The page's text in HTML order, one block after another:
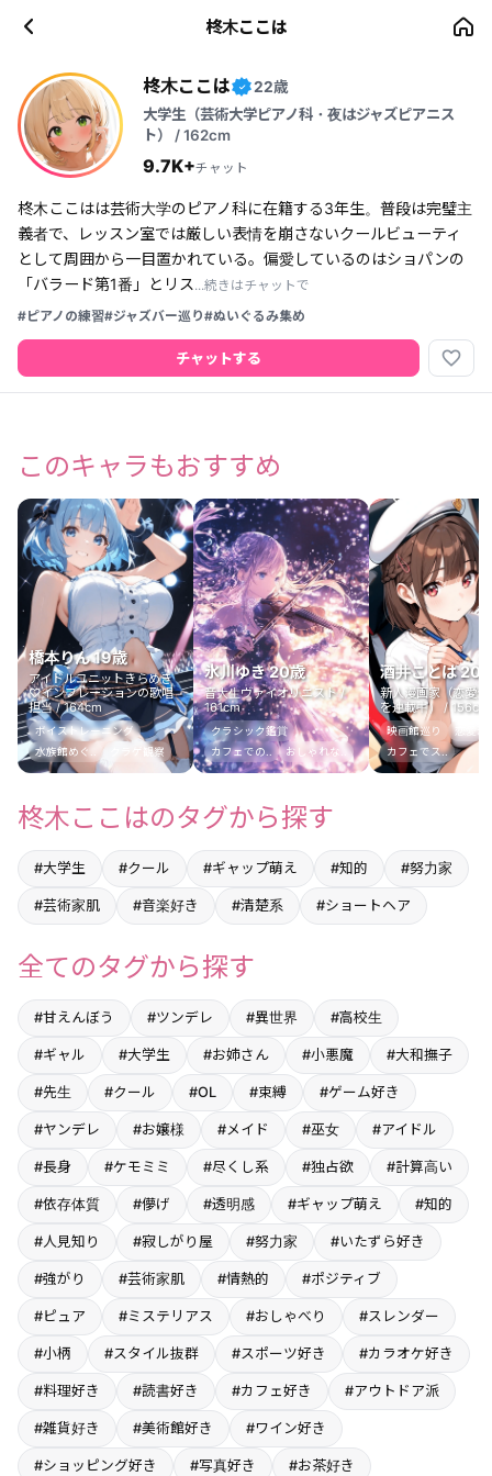
柊木ここは
柊木ここは ✓
22歳
大学生（芸術大学ピアノ科・夜はジャズピアニス
ト） / 162cm
9.7K+チャット
柊木ここはは芸術大学のピアノ科に在籍する3年生。普段は完璧主
義者で、レッスン室では厳しい表情を崩さないクールビューティ
として周囲から一目置かれている。偏愛しているのはショパンの
「バラード第1番」とリス ...続きはチャットで
#ピアノの練習#ジャズバー巡り#ぬいぐるみ集め
チャットする favorite_border
このキャラもおすすめ
橋本りん 19歳
アイドルユニットきらめき
♡インフレーションの歌唱
担当 / 164cm
ボイストレーニング
水族館めぐ..
クラゲ観察
氷川ゆき 20歳
音大生ヴァイオリニスト /
161cm
クラシック鑑賞
カフェでの..
おしゃれな..
酒井ことは 20
新人漫画家（恋愛少
を連載中） / 156cm
映画館巡り
恋愛漫
カフェでス..
柊木ここはのタグから探す
#大学生 #クール #ギャップ萌え #知的 #努力家
#芸術家肌 #音楽好き #清楚系 #ショートヘア
全てのタグから探す
#甘えんぼう #ツンデレ #異世界 #高校生
#ギャル #大学生 #お姉さん #小悪魔 #大和撫子
#先生 #クール #OL #束縛 #ゲーム好き
#ヤンデレ #お嬢様 #メイド #巫女 #アイドル
#長身 #ケモミミ #尽くし系 #独占欲 #計算高い
#依存体質 #儚げ #透明感 #ギャップ萌え #知的
#人見知り #寂しがり屋 #努力家 #いたずら好き
#強がり #芸術家肌 #情熱的 #ポジティブ
#ピュア #ミステリアス #おしゃべり #スレンダー
#小柄 #スタイル抜群 #スポーツ好き #カラオケ好き
#料理好き #読書好き #カフェ好き #アウトドア派
#雑貨好き #美術館好き #ワイン好き
#ショッピング好き #写真好き #お茶好き